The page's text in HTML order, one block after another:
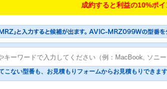
成約すると利益の10%ポイント付与
こない型番も、お見積もりフォームからお見積もりできます